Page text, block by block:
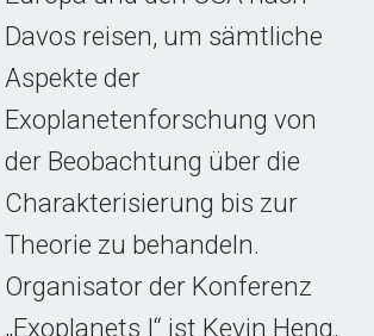
Davos reisen, um sämtliche
Aspekte der
Exoplanetenforschung von
der Beobachtung über die
Charakterisierung bis zur
Theorie zu behandeln.
Organisator der Konferenz
„Exoplanets I“ ist Kevin Heng,